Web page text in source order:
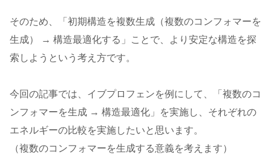
そのため、「初期構造を複数生成（複数のコンフォマーを
生成） → 構造最適化する」ことで、より安定な構造を探
索しようという考え方です。
今回の記事では、イブプロフェンを例にして、「複数のコ
ンフォマーを生成 → 構造最適化」を実施し、それぞれの
エネルギーの比較を実施したいと思います。
（複数のコンフォマーを生成する意義を考えます）